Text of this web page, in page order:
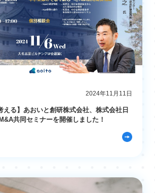
2024年11月11日
える】あおいと創研株式会社、株式会社日
共同セミナーを開催しました！